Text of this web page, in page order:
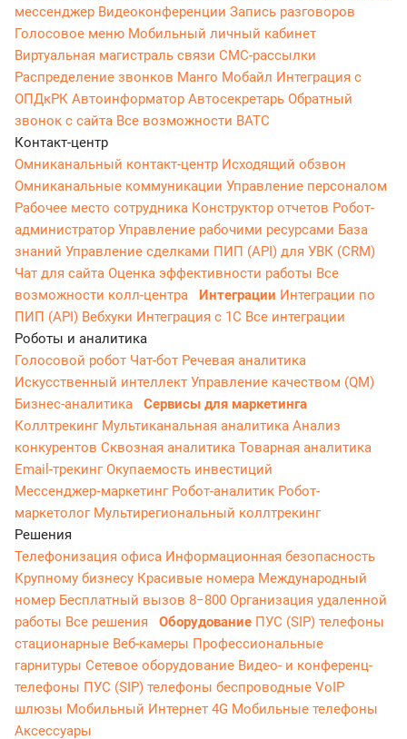
мессенджер Видеоконференции Запись разговоров
Голосовое меню Мобильный личный кабинет
Виртуальная магистраль связи СМС-рассылки
Распределение звонков Манго Мобайл Интеграция с
ОПДкРК Автоинформатор Автосекретарь Обратный
звонок с сайта Все возможности ВАТС
Контакт-центр
Омниканальный контакт-центр Исходящий обзвон
Омниканальные коммуникации Управление персоналом
Рабочее место сотрудника Конструктор отчетов Робот-
администратор Управление рабочими ресурсами База
знаний Управление сделками ПИП (API) для УВК (CRM)
Чат для сайта Оценка эффективности работы Все
возможности колл-центра
Интеграции Интеграции по
ПИП (API) Вебхуки Интеграция с 1С Все интеграции
Роботы и аналитика
Голосовой робот Чат-бот Речевая аналитика
Искусственный интеллект Управление качеством (QM)
Бизнес-аналитика
Сервисы для маркетинга
Коллтрекинг Мультиканальная аналитика Анализ
конкурентов Сквозная аналитика Товарная аналитика
Email-трекингОкупаемость инвестиций
Мессенджер‑маркетинг Робот-аналитик Робот-
маркетолог Мультирегиональный коллтрекинг
Решения
Телефонизация офиса Информационная безопасность
Крупному бизнесу Красивые номера Международный
номер Бесплатный вызов 8−800 Организация удаленной
работы Все решения Оборудование ПУС (SIP) телефоны
стационарные Веб-камеры Профессиональные
гарнитуры Сетевое оборудование Видео- и конференц-
телефоны ПУС (SIP) телефоны беспроводные VoIP
шлюзы Мобильный Интернет 4G Мобильные телефоны
Аксессуары